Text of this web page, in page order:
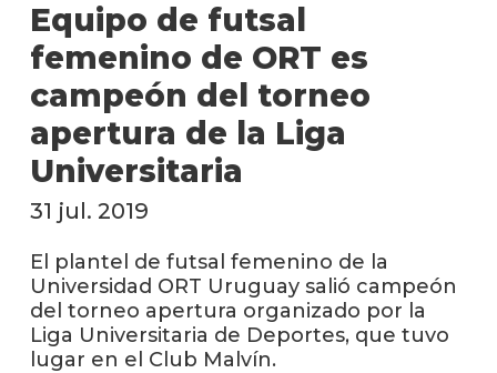
Equipo de futsal
femenino de ORT es
campeón del torneo
apertura de la Liga
Universitaria
31 jul. 2019
El plantel de futsal femenino de la
Universidad ORT Uruguay salió campeón
del torneo apertura organizado por la
Liga Universitaria de Deportes, que tuvo
lugar en el Club Malvín.